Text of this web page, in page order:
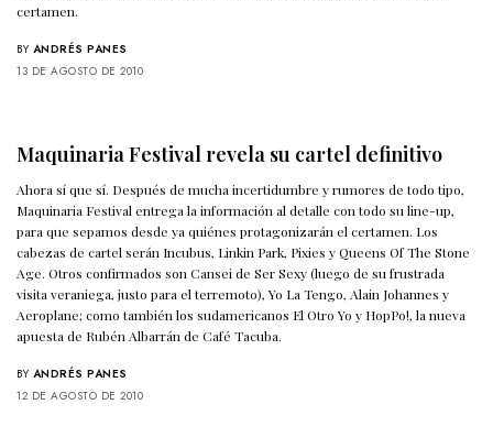
certamen.
BY ANDRÉS PANES
13 DE AGOSTO DE 2010
Maquinaria Festival revela su cartel definitivo
Ahora sí que sí. Después de mucha incertidumbre y rumores de todo tipo,
Maquinaria Festival entrega la información al detalle con todo su line-up,
para que sepamos desde ya quiénes protagonizarán el certamen. Los
cabezas de cartel serán Incubus, Linkin Park, Pixies y Queens Of The Stone
Age. Otros confirmados son Cansei de Ser Sexy (luego de su frustrada
visita veraniega, justo para el terremoto), Yo La Tengo, Alain Johannes y
Aeroplane; como también los sudamericanos El Otro Yo y HopPo!, la nueva
apuesta de Rubén Albarrán de Café Tacuba.
BY ANDRÉS PANES
12 DE AGOSTO DE 2010